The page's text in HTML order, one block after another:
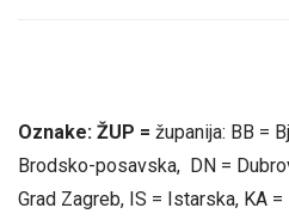
Oznake: ŽUP = županija: BB =
Brodsko-posavska, DN =
Grad Zagreb, IS = Istarska, KA